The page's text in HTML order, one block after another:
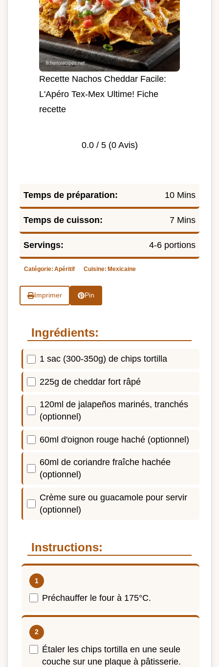
Recette Nachos Cheddar Facile:
L'Apéro Tex-Mex Ultime! Fiche
recette
0.0/ 5 (0Avis)
Temps de préparation: 10 Mins
Temps de cuisson: 7 Mins
Servings: 4-6 portions
Catégorie: Apéritif Cuisine: Mexicaine
Imprimer Pin
Ingrédients:
1 sac (300-350g) de chips tortilla
225g de cheddar fort râpé
120ml de jalapeños marinés, tranchés
(optionnel)
60ml d'oignon rouge haché (optionnel)
60ml de coriandre fraîche hachée
(optionnel)
Crème sure ou guacamole pour servir
(optionnel)
Instructions:
Préchauffer le four à 175°C.
Étaler les chips tortilla en une seule
couche sur une plaque à pâtisserie.